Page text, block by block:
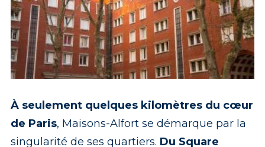
À seulement quelques kilomètres du cœur
de Paris, Maisons-Alfort se démarque par la
singularité de ses quartiers. Du Square